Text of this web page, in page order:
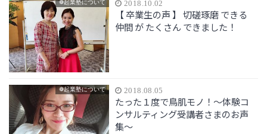
❁起業塾について 2018.10.02
【 卒業生の声 】 切磋琢磨 できる
仲間 が たくさん できました！
❁起業塾について 2018.08.05
たった１度で鳥肌モノ！〜体験コ
ンサルティング受講者さまのお声
集〜